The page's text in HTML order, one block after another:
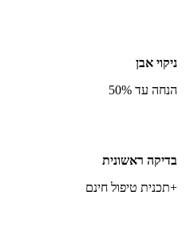
ניקוי אבן
הנחה עד 50%
בדיקה ראשונית
+תכנית טיפול חינם